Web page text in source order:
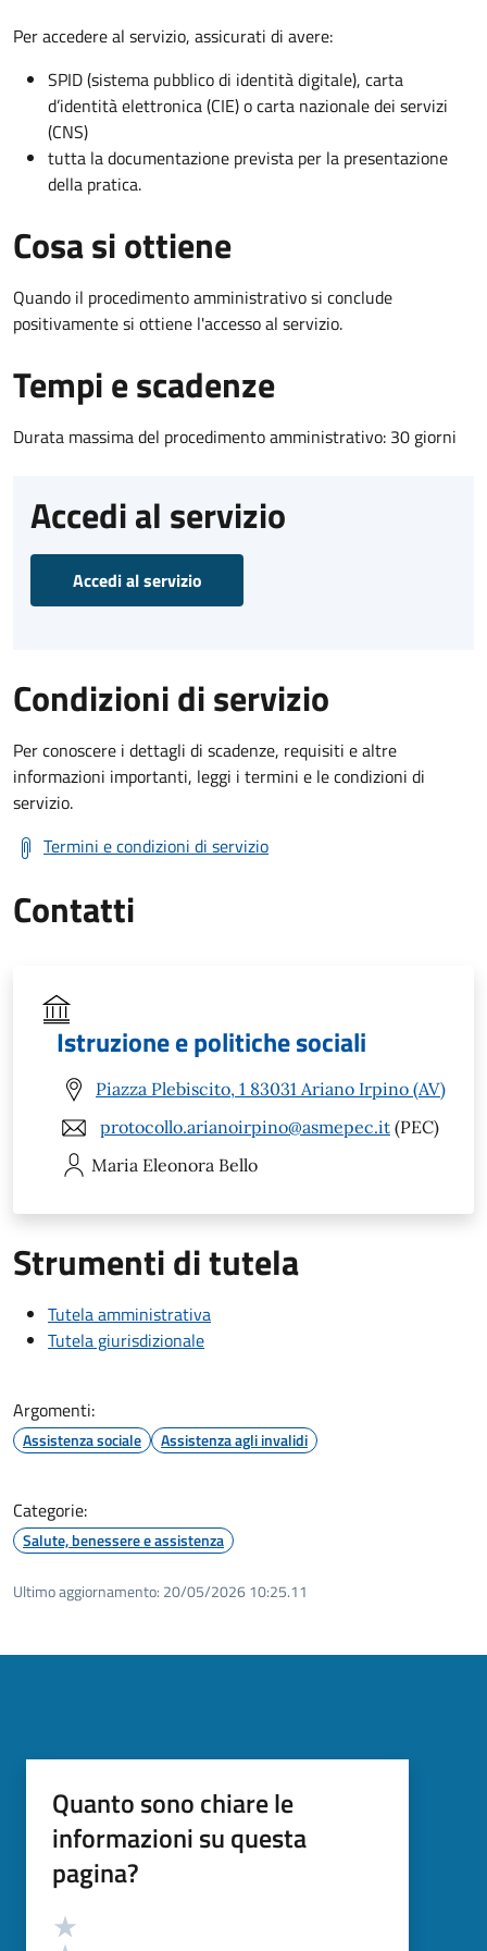
Per accedere al servizio, assicurati di avere:
SPID (sistema pubblico di identità digitale), carta
d’identità elettronica (CIE) o carta nazionale dei servizi
(CNS)
tutta la documentazione prevista per la presentazione
della pratica.
Cosa si ottiene
Quando il procedimento amministrativo si conclude
positivamente si ottiene l'accesso al servizio.
Tempi e scadenze
Durata massima del procedimento amministrativo: 30 giorni
Accedi al servizio
Accedi al servizio
Condizioni di servizio
Per conoscere i dettagli di scadenze, requisiti e altre
informazioni importanti, leggi i termini e le condizioni di
servizio.
Termini e condizioni di servizio
Contatti
Istruzione e politiche sociali
Piazza Plebiscito, 1 83031 Ariano Irpino (AV)
protocollo.arianoirpino@asmepec.it (PEC)
Maria Eleonora Bello
Strumenti di tutela
Tutela amministrativa
Tutela giurisdizionale
Argomenti:
Assistenza sociale Assistenza agli invalidi
Categorie:
Salute, benessere e assistenza
Ultimo aggiornamento: 20/05/2026 10:25.11
Quanto sono chiare le
informazioni su questa
pagina?
Valutazione